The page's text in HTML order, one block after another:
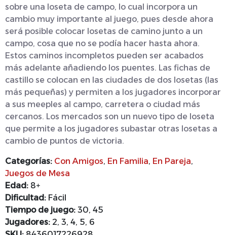
sobre una loseta de campo, lo cual incorpora un
cambio muy importante al juego, pues desde ahora
será posible colocar losetas de camino junto a un
campo, cosa que no se podía hacer hasta ahora.
Estos caminos incompletos pueden ser acabados
más adelante añadiendo los puentes. Las fichas de
castillo se colocan en las ciudades de dos losetas (las
más pequeñas) y permiten a los jugadores incorporar
a sus meeples al campo, carretera o ciudad más
cercanos. Los mercados son un nuevo tipo de loseta
que permite a los jugadores subastar otras losetas a
cambio de puntos de victoria.
Categorías: Con Amigos, En Familia, En Pareja,
Juegos de Mesa
Edad: 8+
Dificultad: Fácil
Tiempo de juego: 30, 45
Jugadores: 2, 3, 4, 5, 6